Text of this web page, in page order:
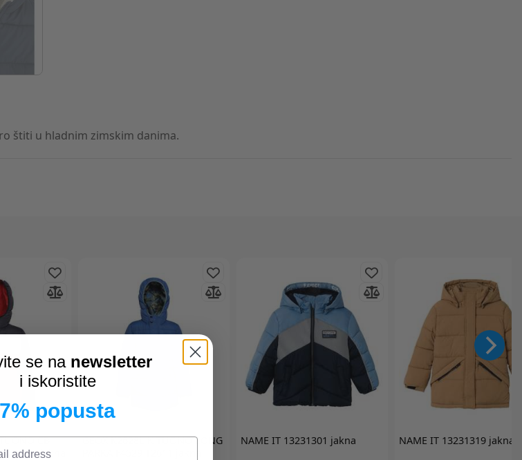
štiti u hladnim zimskim danima.
CB
T2611 jakna
GEOXK2628L K TUONO LONG
NAME IT13231301 jakna NAME IT 13231319 jakna
se na newsletter
i iskoristite
7% popusta